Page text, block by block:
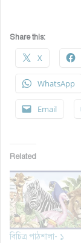
Share this:
X
WhatsApp
Email
Related
বিচিত্র পাঠশালা- ১